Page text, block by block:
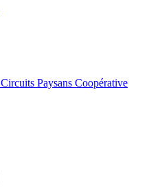
Circuits Paysans Coopérative